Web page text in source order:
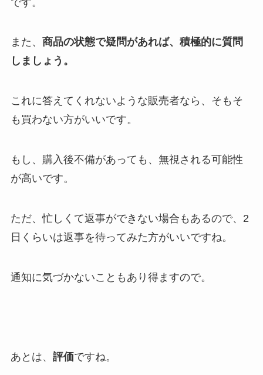
また、 商品の状態で疑問があれば、積極的に質問
しましょう。
これに答えてくれないような販売者なら、そもそ
も買わない方がいいです。
もし、購入後不備があっても、無視される可能性
が高いです。
ただ、忙しくて返事ができない場合もあるので、2
日くらいは返事を待ってみた方がいいですね。
通知に気づかないこともあり得ますので。
あとは、 評価ですね。